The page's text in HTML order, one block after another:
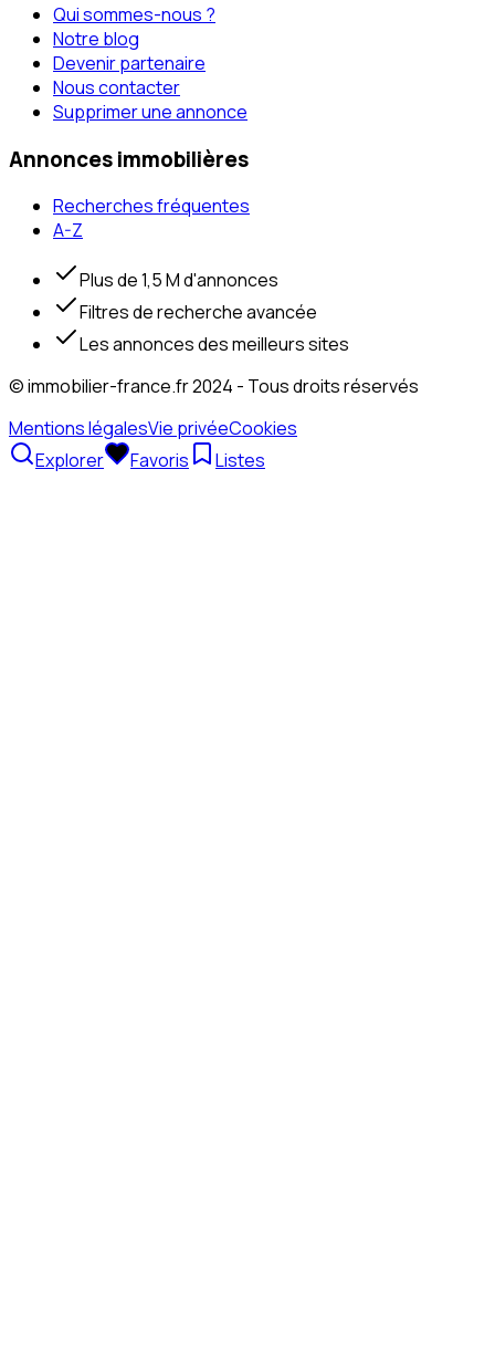
Qui sommes-nous ?
Notre blog
Devenir partenaire
Nous contacter
Supprimer une annonce
Annonces immobilières
Recherches fréquentes
A-Z
Plus de 1,5 M d'annonces
Filtres de recherche avancée
Les annonces des meilleurs sites
© immobilier-france.fr 2024 - Tous droits réservés
Mentions légalesVie privéeCookies
Explorer
Favoris Listes